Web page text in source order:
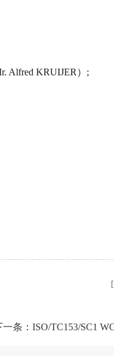
Alfred KRUIJER ） ;
一条： ISO/TC153/SC1